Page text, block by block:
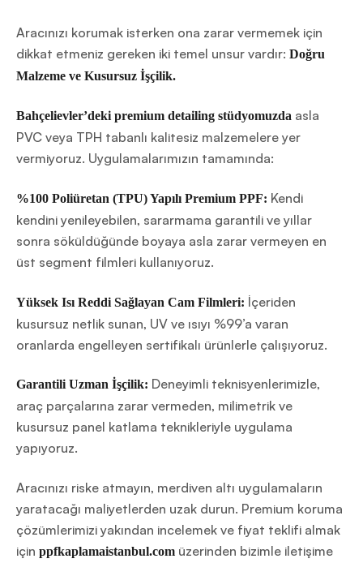
Aracınızı korumak isterken ona zarar vermemek için
dikkat etmeniz gereken iki temel unsur vardır: Doğru
Malzeme ve Kusursuz İşçilik.
Bahçelievler’deki premium detailing stüdyomuzda asla
PVC veya TPH tabanlı kalitesiz malzemelere yer
vermiyoruz. Uygulamalarımızın tamamında:
%100 Poliüretan (TPU) Yapılı Premium PPF: Kendi
kendini yenileyebilen, sararmama garantili ve yıllar
sonra söküldüğünde boyaya asla zarar vermeyen en
üst segment filmleri kullanıyoruz.
Yüksek Isı Reddi Sağlayan Cam Filmleri: İçeriden
kusursuz netlik sunan, UV ve ısıyı %99’a varan
oranlarda engelleyen sertifikalı ürünlerle çalışıyoruz.
Garantili Uzman İşçilik: Deneyimli teknisyenlerimizle,
araç parçalarına zarar vermeden, milimetrik ve
kusursuz panel katlama teknikleriyle uygulama
yapıyoruz.
Aracınızı riske atmayın, merdiven altı uygulamaların
yaratacağı maliyetlerden uzak durun. Premium koruma
çözümlerimizi yakından incelemek ve fiyat teklifi almak
için ppfkaplamaistanbul.com üzerinden bizimle iletişime